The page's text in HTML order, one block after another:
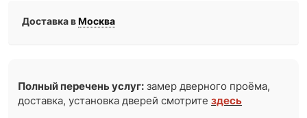
Доставка вМосква
Полный перечень услуг: замер дверного проёма,
доставка, установка дверей смотритездесь